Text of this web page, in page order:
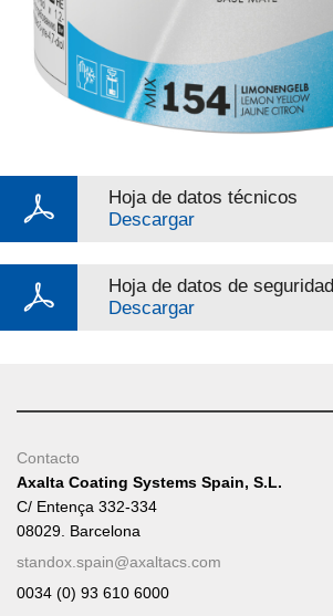
Hoja de datos técnicos
Descargar
Hoja de datos de seguridad
Descargar
Contacto
Axalta Coating Systems Spain, S.L.
C/ Entença 332-334
08029. Barcelona
standox.spain@axaltacs.com
0034 (0) 93 610 6000